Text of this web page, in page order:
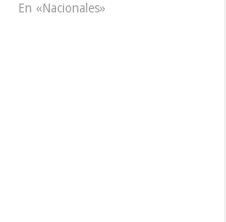
En «Nacionales»